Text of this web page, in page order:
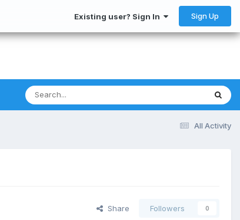
Existing user? Sign In Sign Up
All Activity
Share Followers 0